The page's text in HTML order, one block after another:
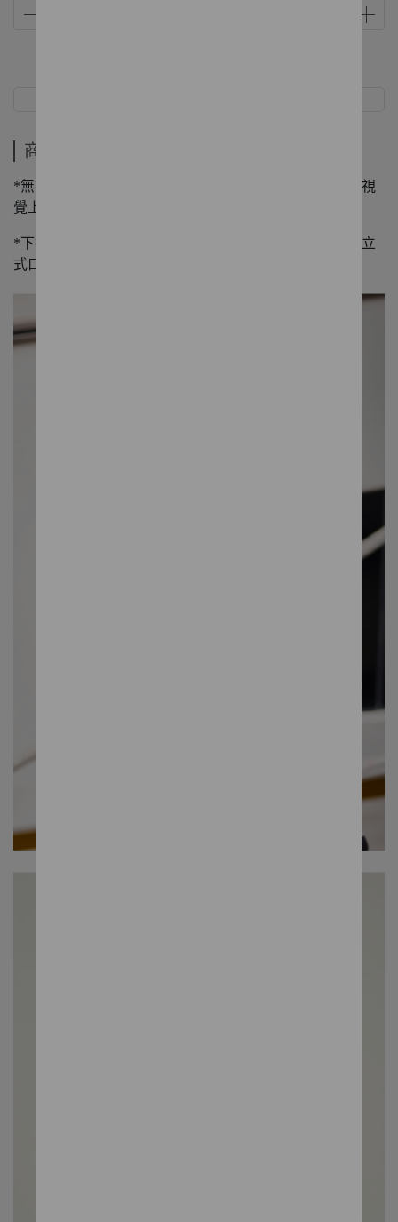
商品介紹
*無袖版型，自然修飾身形比例，前金屬拉鍊開襟設計，視
覺上更顯得修長，可層次搭配。
*下擺抽繩與荷葉設計，自由調節身型，增加流動感，直立
式口袋配置，乾淨俐落，內搭棉T展現日系輕盈時尚感。